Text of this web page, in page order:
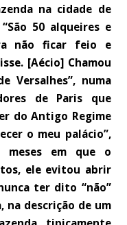
na cidade de
50 alqueires e
não ficar feio e
[Aécio] Chamou
Versalhes”, numa
de Paris que
do Antigo Regime
o meu palácio”,
meses em que o
ele evitou abrir
ter dito “não”
na descrição de um